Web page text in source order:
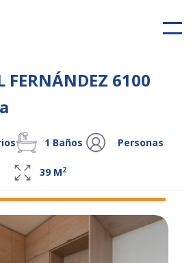
FERNÁNDEZ 6100
1 Baños Personas
39 M2